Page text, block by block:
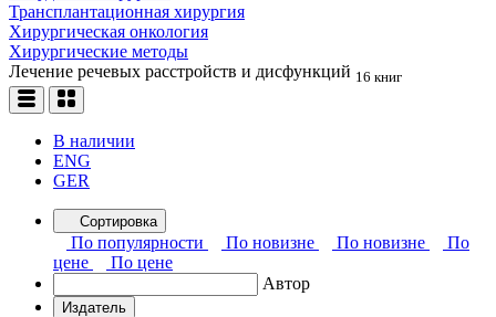
Трансплантационная хирургия
Хирургическая онкология
Хирургические методы
Лечение речевых расстройств и дисфункций 16 книг
В наличии
ENG
GER
Сортировка
По популярности По новизне По новизне
По
цене
По цене
Автор
Издатель